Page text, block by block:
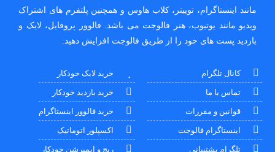
مانند اینستاگرام، توییتر، کلاب هاوس و همچنین پلتفرم های اشتراک
ویدیو مانند یوتیوب، هنر فالوجت می باشد. فالوور پروفایل، لایک و
بازدید پست های خود را از طریق فالوجت افزایش دهید.
کانال تلگرام
تماس با ما
قوانین و مقررات
اینستاگرام فالوجت
تلگرام پشتیبانی
خرید لایک خودکار
خرید بازدید خودکار
خرید فالوور اینستاگرام
اکسپلور اتوماتیک
ریج و ایمپرشن خودکار